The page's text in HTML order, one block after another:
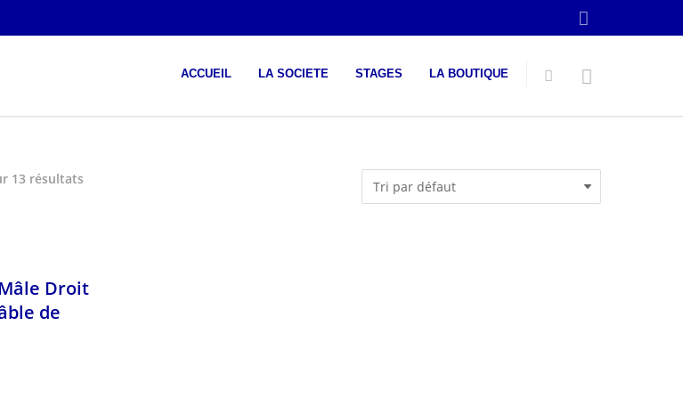
ACCUEIL LA SOCIETE STAGES LA BOUTIQUE
13 résultats
Droit
de